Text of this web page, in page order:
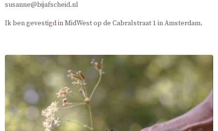
susanne@bijafscheid.nl
Ik ben gevestigd in MidWest op de Cabralstraat 1 in Amsterdam.